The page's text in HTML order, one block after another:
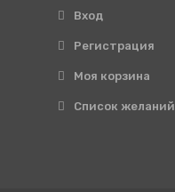
Вход
Регистрация
Моя корзина
Cписок желаний